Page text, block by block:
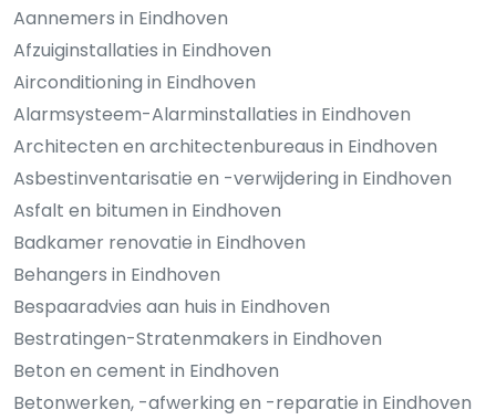
Aannemers in Eindhoven
Afzuiginstallaties in Eindhoven
Airconditioning in Eindhoven
Alarmsysteem-Alarminstallaties in Eindhoven
Architecten en architectenbureaus in Eindhoven
Asbestinventarisatie en -verwijdering in Eindhoven
Asfalt en bitumen in Eindhoven
Badkamer renovatie in Eindhoven
Behangers in Eindhoven
Bespaaradvies aan huis in Eindhoven
Bestratingen-Stratenmakers in Eindhoven
Beton en cement in Eindhoven
Betonwerken, -afwerking en -reparatie in Eindhoven